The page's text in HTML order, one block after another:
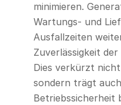
minimieren.
Wartungs- und
Ausfallzeiten
Zuverlässigkeit
Dies verkürzt
sondern trägt
Betriebssicherheit